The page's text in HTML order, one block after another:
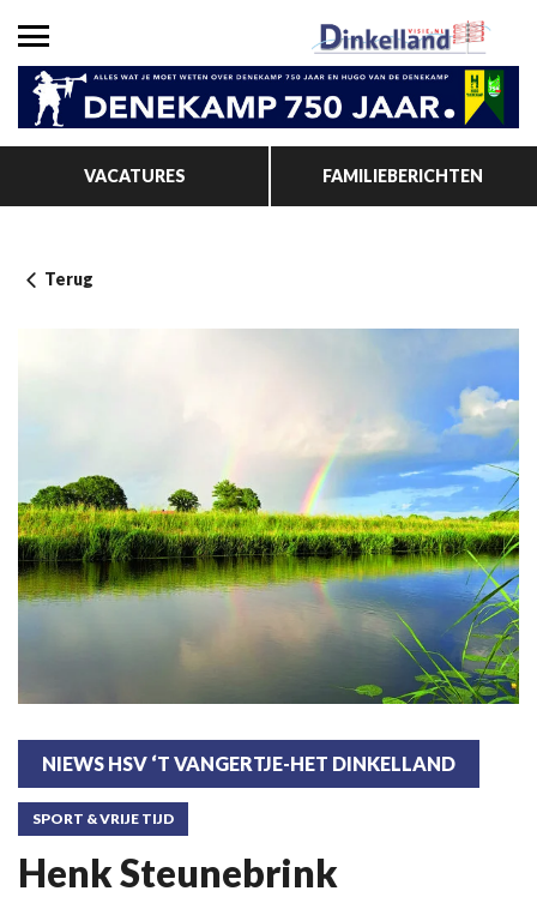
VACATURES FAMILIEBERICHTEN
Terug
NIEWS HSV ‘T VANGERTJE-HET DINKELLAND
SPORT & VRIJE TIJD
Henk Steunebrink